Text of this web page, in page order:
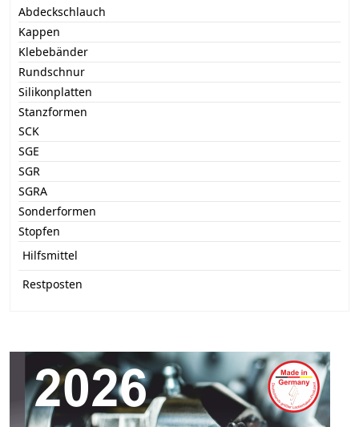
Abdeckschlauch
Kappen
Klebebänder
Rundschnur
Silikonplatten
Stanzformen
SCK
SGE
SGR
SGRA
Sonderformen
Stopfen
Hilfsmittel
Restposten